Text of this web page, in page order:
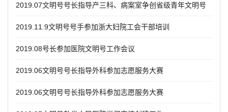
2019.07文明号号长指导产三科、病案室争创省级青年文明号
2019.11.9文明号号手参加浙大妇院工会干部培训
2019.08号长参加医院文明号工作会议
2019.06文明号号长指导外科参加志愿服务大赛
2019.06文明号号长指导外科参加志愿服务大赛